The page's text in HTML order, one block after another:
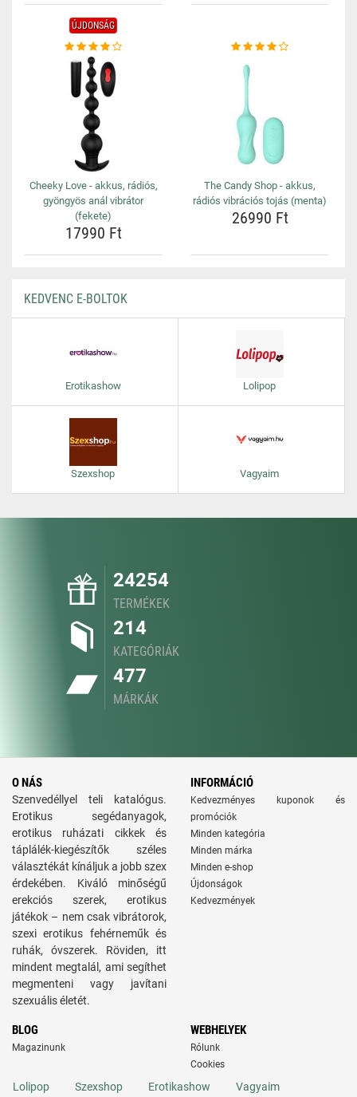
ÚJDONSÁG
Cheeky Love - akkus, rádiós,
gyöngyös anál vibrátor
(fekete)
17990 Ft
The Candy Shop - akkus,
rádiós vibrációs tojás (menta)
26990 Ft
KEDVENC E-BOLTOK
Erotikashow Lolipop
Szexshop Vagyaim
24254
TERMÉKEK
214
KATEGÓRIÁK
477
MÁRKÁK
O NÁS
Szenvedéllyel teli katalógus.
Erotikus segédanyagok,
erotikus ruházati cikkek és
táplálék-kiegészítők széles
választékát kínáljuk a jobb szex
érdekében. Kiváló minőségű
erekciós szerek, erotikus
játékok – nem csak vibrátorok,
szexi erotikus fehérneműk és
ruhák, óvszerek. Röviden, itt
mindent megtalál, ami segíthet
megmenteni vagy javítani
szexuális életét.
INFORMÁCIÓ
Kedvezményes kuponok és
promóciók
Minden kategória
Minden márka
Minden e-shop
Újdonságok
Kedvezmények
BLOG
Magazinunk
WEBHELYEK
Rólunk
Cookies
Lolipop Szexshop Erotikashow Vagyaim